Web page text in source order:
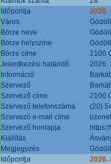
Időpontja
2026.
Város
Börze neve
Börze helyszíne
Börze címe
2100
Jelentkezési határidő
2026.
Információ
Szervező
Szervező címe
2100
Szervező telefonszáma
(20)
Szervező e-mail címe
Szervező honlapja
Kiállítás
Megjegyzés
Időpontja
2026.